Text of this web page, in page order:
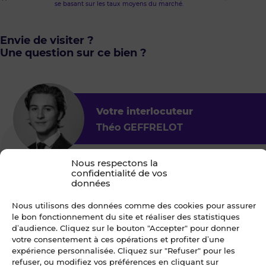
Nous respectons la
confidentialité de vos
données
Nous utilisons des données comme des cookies pour assurer
le bon fonctionnement du site et réaliser des statistiques
d’audience. Cliquez sur le bouton "Accepter" pour donner
votre consentement à ces opérations et profiter d’une
expérience personnalisée. Cliquez sur "Refuser" pour les
refuser, ou modifiez vos préférences en cliquant sur
se basant sur les taux moyens du marché.
Envie de visiter ?
Une question sur ce bien ?
Votre interlocuteur
Théo GEFFRELOT
Blot Rennes - Entreprise
58
93 avenue Henri Fréville CS 50815
35208 RENNES Cedex 2